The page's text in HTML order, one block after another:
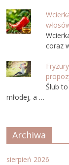
coraz
Ślub
młodej, a …
Archiwa
sierpień 2026